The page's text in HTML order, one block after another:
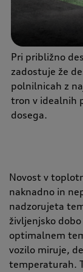
Pri približno
zadostuje že
polnilnicah z
tron v idealnih
dosega.
Novost v
naknadno in
nadzorujeta
življenjsko
optimalnem
vozilo miruje,
temperaturah.